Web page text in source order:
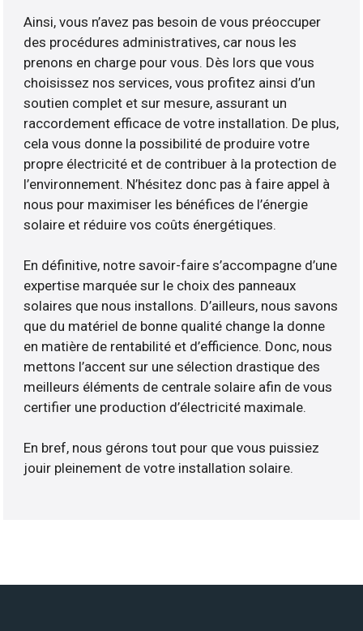
Ainsi, vous n’avez pas besoin de vous préoccuper
des procédures administratives, car nous les
prenons en charge pour vous. Dès lors que vous
choisissez nos services, vous profitez ainsi d’un
soutien complet et sur mesure, assurant un
raccordement efficace de votre installation. De plus,
cela vous donne la possibilité de produire votre
propre électricité et de contribuer à la protection de
l’environnement. N’hésitez donc pas à faire appel à
nous pour maximiser les bénéfices de l’énergie
solaire et réduire vos coûts énergétiques.
En définitive, notre savoir-faire s’accompagne d’une
expertise marquée sur le choix des panneaux
solaires que nous installons. D’ailleurs, nous savons
que du matériel de bonne qualité change la donne
en matière de rentabilité et d’efficience. Donc, nous
mettons l’accent sur une sélection drastique des
meilleurs éléments de centrale solaire afin de vous
certifier une production d’électricité maximale.
En bref, nous gérons tout pour que vous puissiez
jouir pleinement de votre installation solaire.